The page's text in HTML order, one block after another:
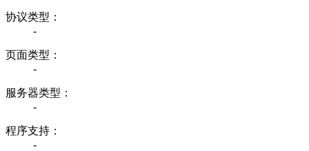
协议类型：
-
页面类型：
-
服务器类型：
-
程序支持：
-